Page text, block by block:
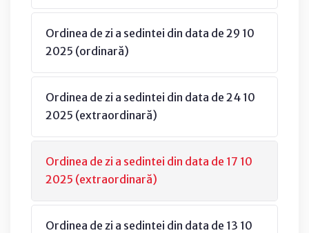
Ordinea de zi a sedintei din data de 29 10
2025 (ordinară)
Ordinea de zi a sedintei din data de 24 10
2025 (extraordinară)
Ordinea de zi a sedintei din data de 17 10
2025 (extraordinară)
Ordinea de zi a sedintei din data de 13 10